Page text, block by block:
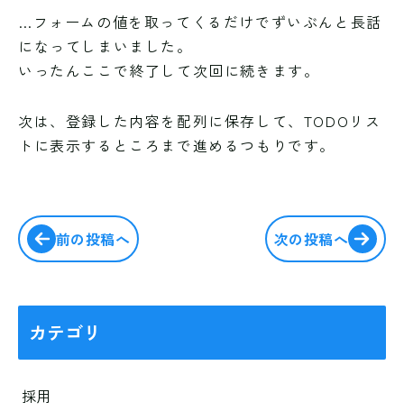
…フォームの値を取ってくるだけでずいぶんと長話
になってしまいました。
いったんここで終了して次回に続きます。
次は、登録した内容を配列に保存して、TODOリス
トに表示するところまで進めるつもりです。
前の投稿へ 次の投稿へ
カテゴリ
採用